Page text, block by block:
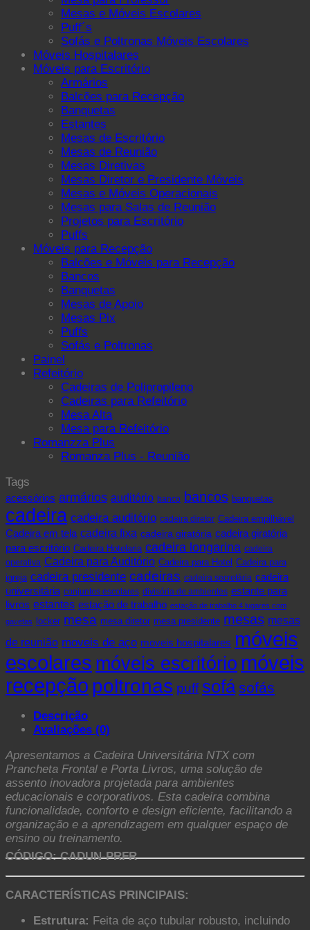
Mesas e Móveis Escolares
Puff´s
Sofás e Poltronas Móveis Escolares
Móveis Hospitalares
Móveis para Escritório
Armários
Balcões para Recepção
Banquetas
Estantes
Mesas de Escritório
Mesas de Reunião
Mesas Diretivas
Mesas Diretor e Presidente Móveis
Mesas e Móveis Operacionais
Mesas para Salas de Reunião
Projetos para Escritório
Puffs
Móveis para Recepção
Balcões e Móveis para Recepção
Bancos
Banquetas
Mesas de Apoio
Mesas Pix
Puffs
Sofás e Poltronas
Painel
Refeitório
Cadeiras de Polipropileno
Cadeiras para Refeitório
Mesa Alta
Mesa para Refeitório
Romanzza Plus
Romanza Plus - Reunião
Tags
acessórios armários auditório banco bancos banquetas
cadeira cadeira auditório cadeira diretor Cadeira empilhável
Cadeira em tela cadeira fixa cadeira giratória cadeira giratória
para escritório Cadeira Hotelaria cadeira longarina cadeira
operativa Cadeira para Auditório Cadeira para Hotel Cadeira para
igreja cadeira presidente cadeiras cadeira secretária cadeira
universitária conjuntos escolares divisória de ambientes estante para
livros estantes estação de trabalho estação de trabalho 4 lugares com
gavetas
locker mesa mesa diretor mesa presidente mesas mesas
de reunião moveis de aço moveis hospitalares móveis
escolares móveis escritório móveis
recepção poltronas puff sofá sofás
Descrição
Avaliações (0)
Apresentamos a Cadeira Universitária NTX com
Prancheta Frontal e Porta Livros, uma solução de
assento inovadora projetada para ambientes
educacionais e corporativos. Esta cadeira combina
funcionalidade, conforto e design eficiente, facilitando a
organização e a aprendizagem em qualquer espaço de
ensino ou treinamento.
CÓDIGO: CADUN-PRFR
CARACTERÍSTICAS PRINCIPAIS:
Estrutura: Feita de aço tubular robusto, incluindo